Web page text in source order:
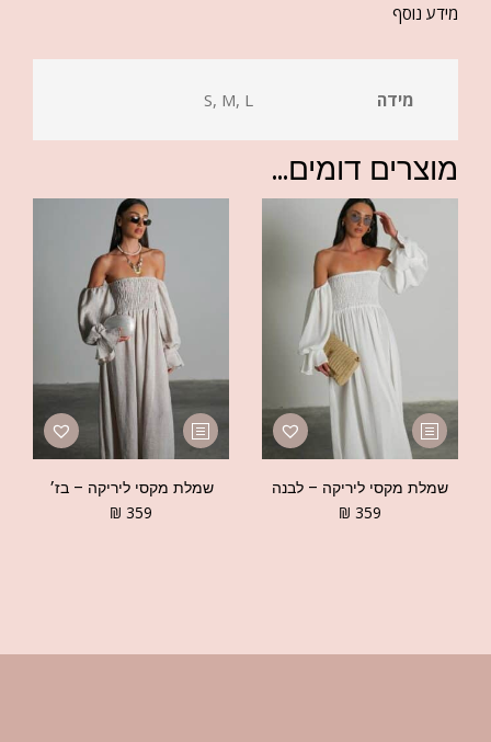
מידע נוסף
מידה S, M, L
מוצרים דומים...
שמלת מקסי ליריקה – לבנה
₪ 359
שמלת מקסי ליריקה – בז׳
₪ 359